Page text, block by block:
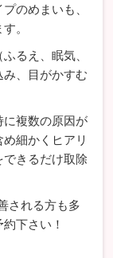
のめまいも、
。
るえ、眠気、
、目がかすむ
に複数の原因が
細かくヒアリ
できるだけ取除
される方も多
下さい！